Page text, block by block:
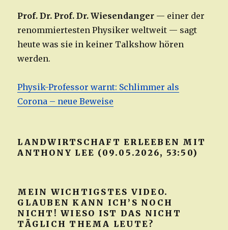
Prof. Dr. Prof. Dr. Wiesendanger — einer der
renommiertesten Physiker weltweit — sagt
heute was sie in keiner Talkshow hören
werden.
Physik-Professor warnt: Schlimmer als
Corona – neue Beweise
LANDWIRTSCHAFT ERLEEBEN MIT
ANTHONY LEE (09.05.2026, 53:50)
MEIN WICHTIGSTES VIDEO.
GLAUBEN KANN ICH’S NOCH
NICHT! WIESO IST DAS NICHT
TÄGLICH THEMA LEUTE?